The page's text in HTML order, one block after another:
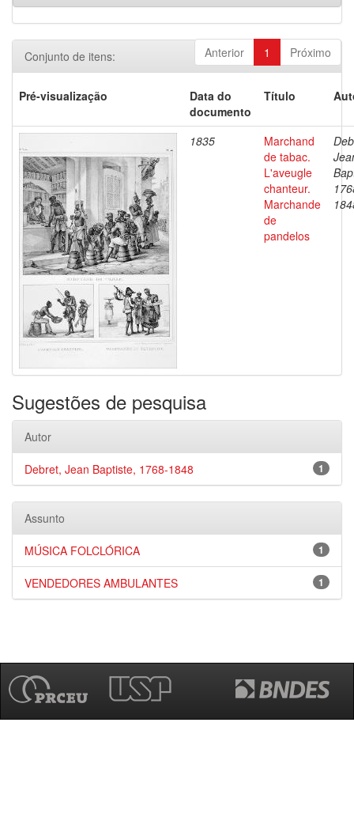
Anterior 1 Próximo
Conjunto de itens:
Pré-visualização
Data do
documento
Título
1835
Marchand
de tabac.
L'aveugle
chanteur.
Marchande
de
pandelos
Sugestões de pesquisa
Autor
1
Debret, Jean Baptiste, 1768-1848
Assunto
1
MÚSICA FOLCLÓRICA
1
VENDEDORES AMBULANTES